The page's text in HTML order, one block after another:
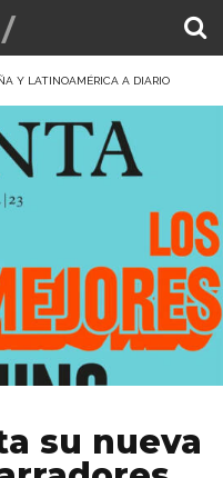
Y LATINOAMÉRICA A DIARIO
su nueva